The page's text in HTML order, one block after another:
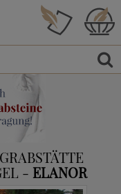
- ELANOR